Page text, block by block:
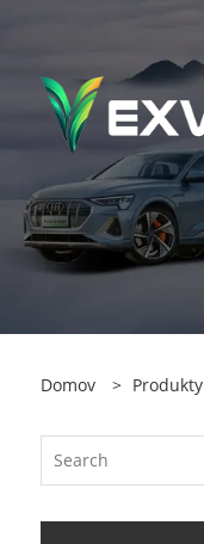
Domov > Produkty